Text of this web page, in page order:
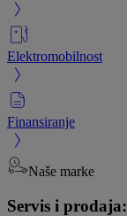
Elektromobilnost
Finansiranje
Naše marke
Servis i prodaja: